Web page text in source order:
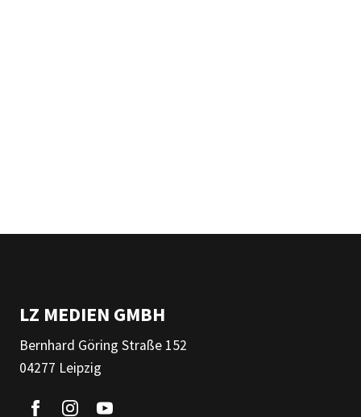
LZ MEDIEN GMBH
Bernhard Göring Straße 152
04277 Leipzig